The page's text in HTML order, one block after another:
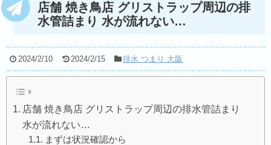
店舗 焼き鳥店 グリストラップ周辺の排
水管詰まり 水が流れない…
2024/2/10 2024/2/15 排水 つまり 大阪
店舗 焼き鳥店 グリストラップ周辺の排水管詰まり
水が流れない…
まずは状況確認から